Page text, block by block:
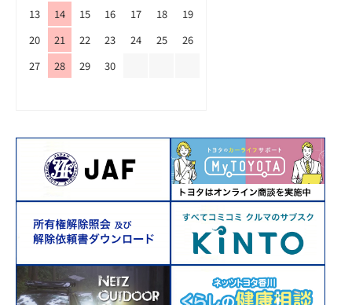
13
14 15 16 17 18
19
20
21 22 23 24 25
26
27
28 29 30